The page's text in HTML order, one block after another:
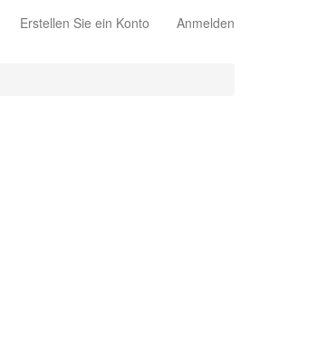
Erstellen Sie ein Konto Anmelden